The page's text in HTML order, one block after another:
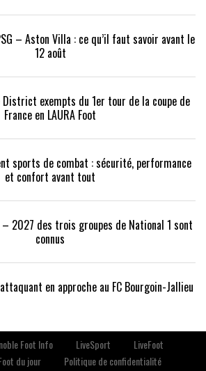
– Aston Villa : ce qu’il faut savoir avant le
12 août
exempts du 1er tour de la coupe de
France en LAURA Foot
sports de combat : sécurité, performance
et confort avant tout
2027 des trois groupes de National 1 sont
connus
en approche au FC Bourgoin-Jallieu
Foot Info LiveSport
LiveFoot
du jour
Politique de confidentialité